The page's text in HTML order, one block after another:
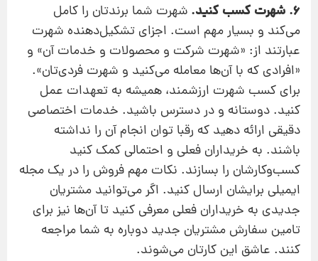
6. شهرت کسب کنید.
شهرت شما برندتان را کامل
می‌کند و بسیار مهم است. اجزای تشکیل‌دهنده شهرت
عبارتند از: «شهرت شرکت و محصولات و خدمات آن» و
«افرادی که با آن‌‌ها معامله می‌کنید و شهرت فردی‌تان».
برای کسب شهرت ارزشمند، همیشه به تعهدات عمل
کنید. دوستانه و در دسترس باشید. خدمات اختصاصی
دقیقی ارائه دهید که رقبا توان انجام آن را نداشته
باشند. به خریداران فعلی و احتمالی کمک کنید
کسب‌وکارشان را بسازند. نکات مهم فروش را در یک مجله
ایمیلی برایشان ارسال کنید. اگر می‌توانید مشتریان
جدیدی به خریداران فعلی معرفی کنید تا آن‌ها نیز برای
تامین سفارش مشتریان جدید دوباره به شما مراجعه
کنند. عاشق این کارتان می‌شوند.